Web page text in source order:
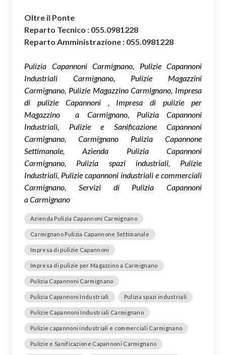
Oltre il Ponte
Reparto Tecnico : 055.0981228
Reparto Amministrazione : 055.0981228
Pulizia Capannoni Carmignano, Pulizie Capannoni
Industriali Carmignano, Pulizie Magazzini
Carmignano, Pulizie Magazzino Carmignano, Impresa
di pulizie Capannoni , Impresa di pulizie per
Magazzino a Carmignano, Pulizia Capannoni
Industriali, Pulizie e Sanificazione Capannoni
Carmignano, Carmignano Pulizia Capannone
Settimanale, Azienda Pulizia Capannoni
Carmignano, Pulizia spazi industriali, Pulizie
Industriali, Pulizie capannoni industriali e commerciali
Carmignano, Servizi di Pulizia Capannoni
a Carmignano
Azienda Pulizia Capannoni Carmignano
Carmignano Pulizia Capannone Settimanale
Impresa di pulizie Capannoni
Impresa di pulizie per Magazzino a Carmignano
Pulizia Capannoni Carmignano
Pulizia Capannoni Industriali Pulizia spazi industriali
Pulizie Capannoni Industriali Carmignano
Pulizie capannoni industriali e commerciali Carmignano
Pulizie e Sanificazione Capannoni Carmignano